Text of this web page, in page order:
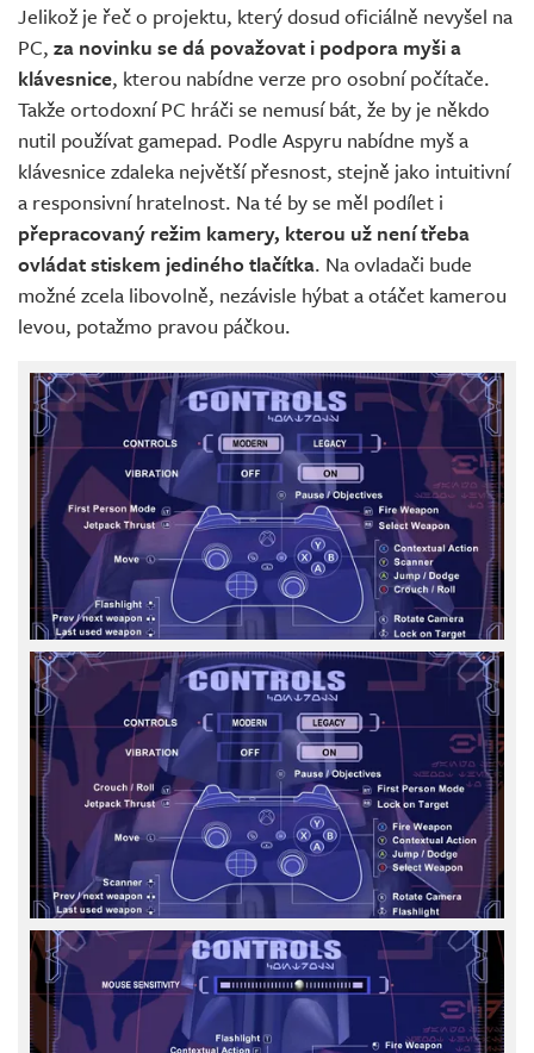
Jelikož je řeč o projektu, který dosud oficiálně nevyšel na
PC, za novinku se dá považovat i podpora myši a
klávesnice, kterou nabídne verze pro osobní počítače.
Takže ortodoxní PC hráči se nemusí bát, že by je někdo
nutil používat gamepad. Podle Aspyru nabídne myš a
klávesnice zdaleka největší přesnost, stejně jako intuitivní
a responsivní hratelnost. Na té by se měl podílet i
přepracovaný režim kamery, kterou už není třeba
ovládat stiskem jediného tlačítka. Na ovladači bude
možné zcela libovolně, nezávisle hýbat a otáčet kamerou
levou, potažmo pravou páčkou.